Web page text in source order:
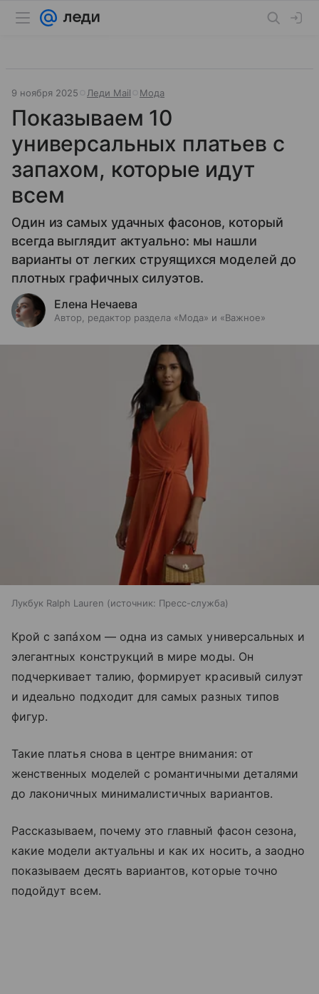
9 ноября 2025 Леди Mail Мода
Показываем 10
универсальных платьев с
запахом, которые идут
всем
Один из самых удачных фасонов, который
всегда выглядит актуально: мы нашли
варианты от легких струящихся моделей до
плотных графичных силуэтов.
Елена Нечаева
Автор, редактор раздела «Мода» и «Важное»
Лукбук Ralph Lauren источник: Пресс-служба
Крой с запáхом — одна из самых универсальных и
элегантных конструкций в мире моды. Он
подчеркивает талию, формирует красивый силуэт
и идеально подходит для самых разных типов
фигур.
Такие платья снова в центре внимания: от
женственных моделей с романтичными деталями
до лаконичных минималистичных вариантов.
Рассказываем, почему это главный фасон сезона,
какие модели актуальны и как их носить, а заодно
показываем десять вариантов, которые точно
подойдут всем.